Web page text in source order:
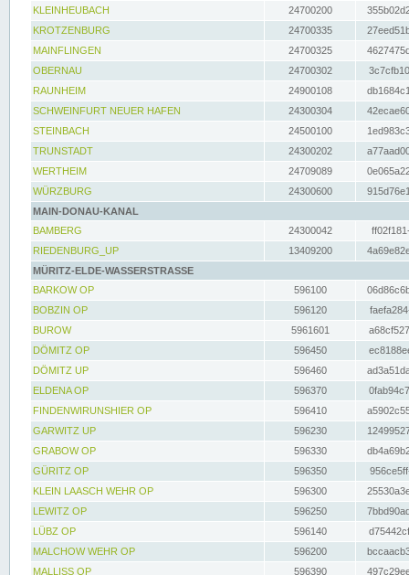
KLEINHEUBACH 24700200
KROTZENBURG
24700335
MAINFLINGEN
24700325
OBERNAU
24700302
RAUNHEIM
24900108
SCHWEINFURT NEUER HAFEN
24300304
STEINBACH
24500100
TRUNSTADT
24300202
WERTHEIM
24709089
WÜRZBURG
24300600
MAIN-DONAU-KANAL
BAMBERG
24300042
RIEDENBURG_UP
13409200
MÜRITZ-ELDE-WASSERSTRASSE
BARKOW OP
596100
BOBZIN OP
596120
BUROW
5961601
DÖMITZ OP
596450
DÖMITZ UP
596460
ELDENA OP
596370
FINDENWIRUNSHIER OP
596410
GARWITZ UP
596230
GRABOW OP
596330
GÜRITZ OP
596350
KLEIN LAASCH WEHR OP
596300
LEWITZ OP
596250
LÜBZ OP
596140
MALCHOW WEHR OP
596200
MALLISS OP
596390